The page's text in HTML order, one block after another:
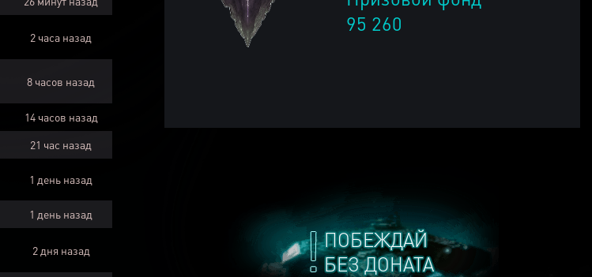
ПОБЕЖДАЙ
БЕЗ ДОНАТА
95 260
2 часа назад
8 часов назад
14 часов назад
21 час назад
1 день назад
1 день назад
2 дня назад